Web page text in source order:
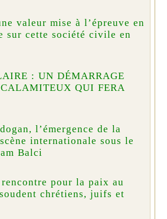
valeur mise à l’épreuve en
sur cette société civile en
: UN DÉMARRAGE
QUI FERA
l’émergence de la
internationale sous le
Balci
pour la paix au
chrétiens, juifs et